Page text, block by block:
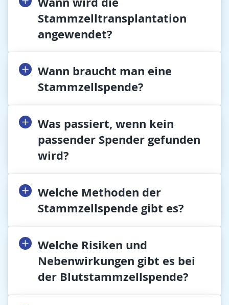
Stammzelltransplantation
angewendet?
Wann braucht man eine
Stammzellspende?
Was passiert, wenn kein
passender Spender gefunden
wird?
Welche Methoden der
Stammzellspende gibt es?
Welche Risiken und
Nebenwirkungen gibt es bei
der Blutstammzellspende?